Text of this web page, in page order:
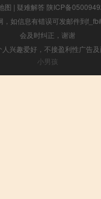
图 | 疑难解答 陕ICP备
，如信息有错误可发邮件到
会及时纠正，谢谢
兴趣爱好，不接盈利性广告
小男孩